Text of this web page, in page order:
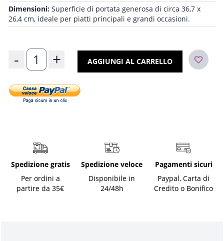
Dimensioni: Superficie di portata generosa di circa 36,7 x
26,4 cm, ideale per piatti principali e grandi occasioni.
Quantità
- + AGGIUNGI AL CARRELLO
Spedizione gratis
Per ordini a
partire da 35€
Spedizione veloce
Disponibile in
24/48h
Pagamenti sicuri
Paypal, Carta di
Credito o Bonifico